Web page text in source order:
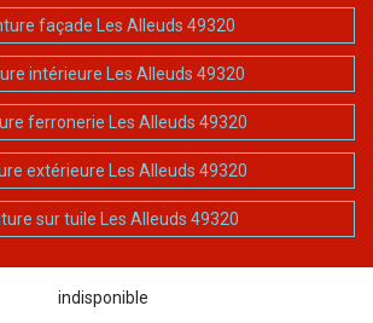
façade Les Alleuds 49320
intérieure Les Alleuds 49320
ferronerie Les Alleuds 49320
extérieure Les Alleuds 49320
sur tuile Les Alleuds 49320
indisponible